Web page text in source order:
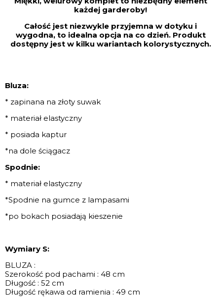
każdej garderoby!
Całość jest niezwykle przyjemna w dotyku i
wygodna, to idealna opcja na co dzień. Produkt
dostępny jest w kilku wariantach kolorystycznych.
Bluza:
* zapinana na złoty suwak
* materiał elastyczny
* posiada kaptur
*na dole ściągacz
Spodnie:
* materiał elastyczny
*Spodnie na gumce z lampasami
*po bokach posiadają kieszenie
Wymiary S:
BLUZA :
Szerokość pod pachami : 48 cm
Długość : 52 cm
Długość rękawa od ramienia : 49 cm